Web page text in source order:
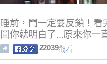
睡前，門一定要反鎖！看
圖你就明白了...原來你一
險之中卻不知道！分享~
22039觀看